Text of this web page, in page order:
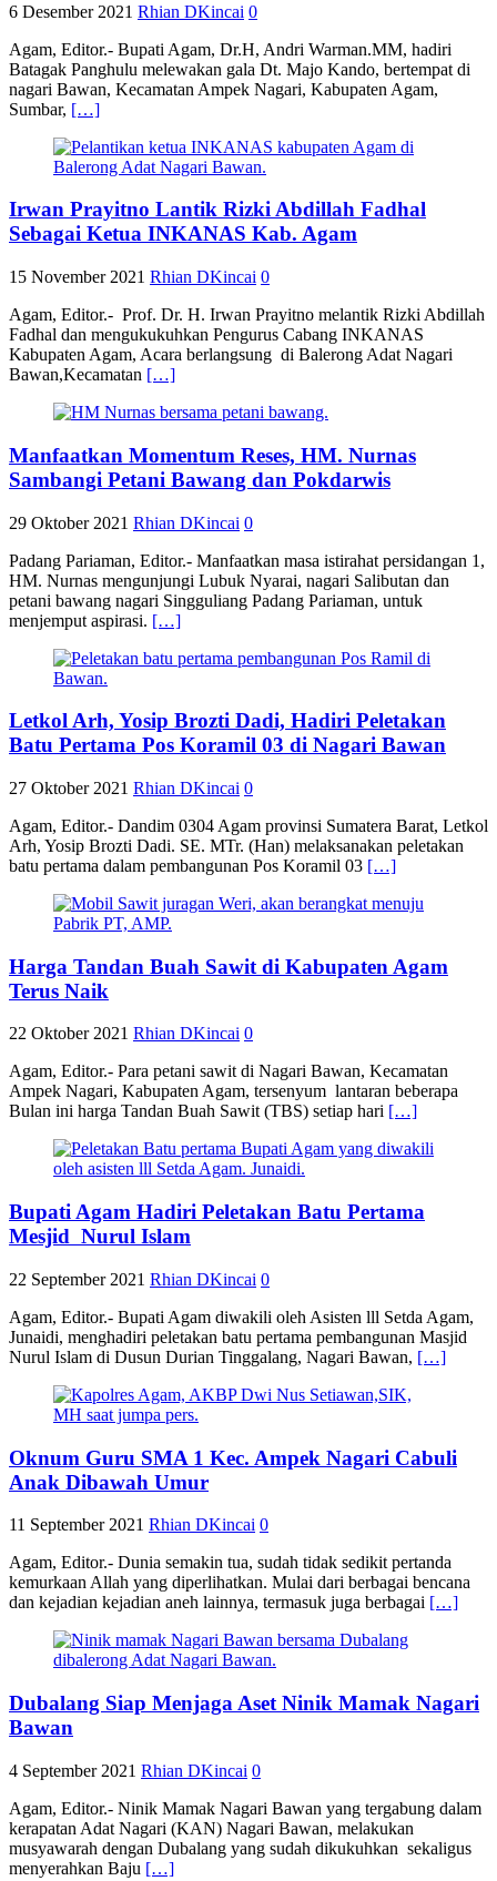
6 Desember 2021 Rhian DKincai 0
Agam, Editor.- Bupati Agam, Dr.H, Andri Warman.MM, hadiri
Batagak Panghulu melewakan gala Dt. Majo Kando, bertempat di
nagari Bawan, Kecamatan Ampek Nagari, Kabupaten Agam,
Sumbar, […]
Irwan Prayitno Lantik Rizki Abdillah Fadhal
Sebagai Ketua INKANAS Kab. Agam
15 November 2021 Rhian DKincai 0
Agam, Editor.- Prof. Dr. H. Irwan Prayitno melantik Rizki Abdillah
Fadhal dan mengukukuhkan Pengurus Cabang INKANAS
Kabupaten Agam, Acara berlangsung di Balerong Adat Nagari
Bawan,Kecamatan […]
Manfaatkan Momentum Reses, HM. Nurnas
Sambangi Petani Bawang dan Pokdarwis
29 Oktober 2021 Rhian DKincai 0
Padang Pariaman, Editor.- Manfaatkan masa istirahat persidangan 1,
HM. Nurnas mengunjungi Lubuk Nyarai, nagari Salibutan dan
petani bawang nagari Singguliang Padang Pariaman, untuk
menjemput aspirasi. […]
Letkol Arh, Yosip Brozti Dadi, Hadiri Peletakan
Batu Pertama Pos Koramil 03 di Nagari Bawan
27 Oktober 2021 Rhian DKincai 0
Agam, Editor.- Dandim 0304 Agam provinsi Sumatera Barat, Letkol
Arh, Yosip Brozti Dadi. SE. MTr. (Han) melaksanakan peletakan
batu pertama dalam pembangunan Pos Koramil 03 […]
Harga Tandan Buah Sawit di Kabupaten Agam
Terus Naik
22 Oktober 2021 Rhian DKincai 0
Agam, Editor.- Para petani sawit di Nagari Bawan, Kecamatan
Ampek Nagari, Kabupaten Agam, tersenyum lantaran beberapa
Bulan ini harga Tandan Buah Sawit (TBS) setiap hari […]
Bupati Agam Hadiri Peletakan Batu Pertama
Mesjid Nurul Islam
22 September 2021 Rhian DKincai 0
Agam, Editor.- Bupati Agam diwakili oleh Asisten lll Setda Agam,
Junaidi, menghadiri peletakan batu pertama pembangunan Masjid
Nurul Islam di Dusun Durian Tinggalang, Nagari Bawan, […]
Oknum Guru SMA 1 Kec. Ampek Nagari Cabuli
Anak Dibawah Umur
11 September 2021 Rhian DKincai 0
Agam, Editor.- Dunia semakin tua, sudah tidak sedikit pertanda
kemurkaan Allah yang diperlihatkan. Mulai dari berbagai bencana
dan kejadian kejadian aneh lainnya, termasuk juga berbagai […]
Dubalang Siap Menjaga Aset Ninik Mamak Nagari
Bawan
4 September 2021 Rhian DKincai 0
Agam, Editor.- Ninik Mamak Nagari Bawan yang tergabung dalam
kerapatan Adat Nagari (KAN) Nagari Bawan, melakukan
musyawarah dengan Dubalang yang sudah dikukuhkan sekaligus
menyerahkan Baju […]